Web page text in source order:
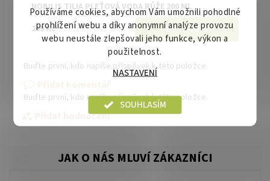
NOBILIS TILIA PLEŤOVÁ VODA RŮŽE 200 ML
269 Kč
Buďte první, kdo napíše příspěvek k této položce.
Buďte první, kdo napíše příspěvek k této položce.
Přidat hodnocení
Používáme cookies, abychom Vám umožnili pohodlné
prohlížení webu a díky anonymní analýze provozu
webu neustále zlepšovali jeho funkce, výkon a
použitelnost.
NASTAVENÍ
SOUHLASÍM